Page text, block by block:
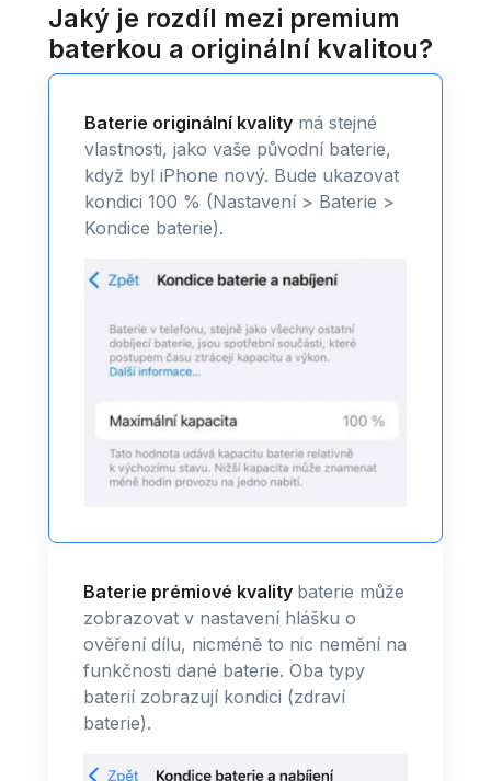
Jaký je rozdíl mezi premium
baterkou a originální kvalitou?
Baterie originální kvality má stejné
vlastnosti, jako vaše původní baterie,
když byl iPhone nový. Bude ukazovat
kondici 100 % (Nastavení > Baterie >
Kondice baterie).
Baterie prémiové kvality baterie může
zobrazovat v nastavení hlášku o
ověření dílu, nicméně to nic nemění na
funkčnosti dané baterie. Oba typy
baterií zobrazují kondici (zdraví
baterie).